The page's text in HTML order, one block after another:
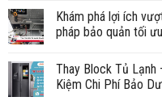
Khám phá lợi ích
pháp bảo quản tối
Thay Block Tủ Lạnh
Kiệm Chi Phí Bảo